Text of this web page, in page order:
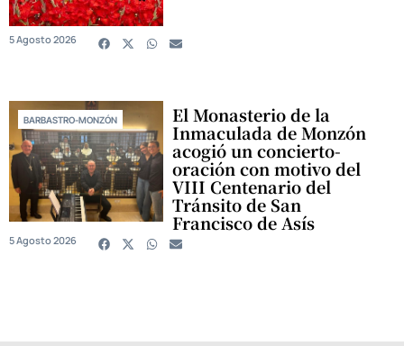
5 Agosto 2026
BARBASTRO-MONZÓN El Monasterio de la
Inmaculada de Monzón
acogió un concierto-
oración con motivo del
VIII Centenario del
Tránsito de San
Francisco de Asís
5 Agosto 2026